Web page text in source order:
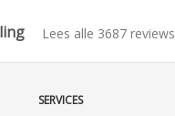
Lees alle 3687 reviews
SERVICES